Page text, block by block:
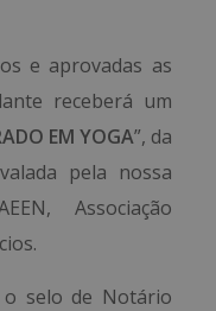
e aprovadas as
receberá um
EM YOGA”, da
pela nossa
Associação
o selo de Notário